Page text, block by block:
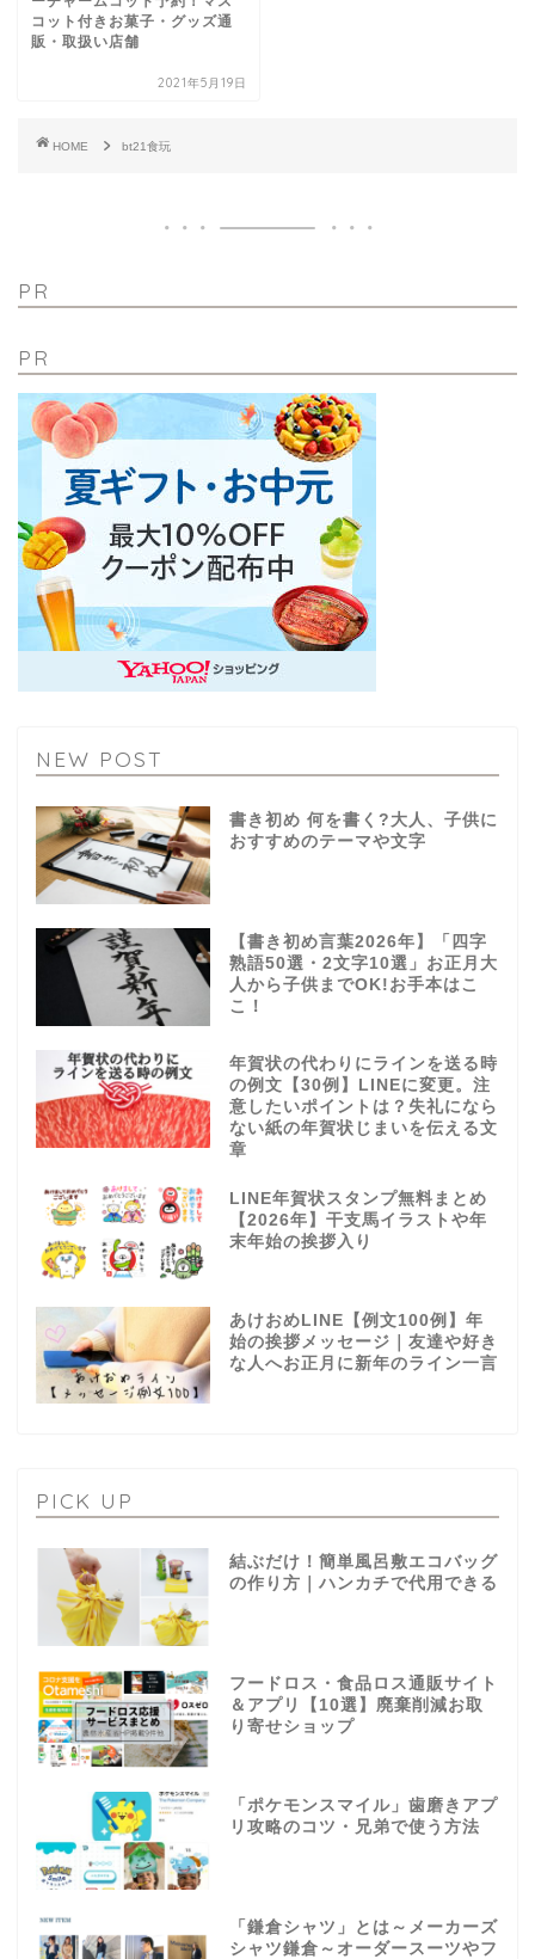
コット付きお菓子・グッズ通
販・取扱い店舗
2021年5月19日
HOME bt21食玩
PR
PR
NEW POST
書き初め 何を書く?大人、子供に
おすすめのテーマや文字
【書き初め言葉2026年】「四字
熟語50選・2文字10選」お正月大
人から子供までOK!お手本はこ
こ！
年賀状の代わりにラインを送る時
の例文【30例】LINEに変更。注
意したいポイントは？失礼になら
ない紙の年賀状じまいを伝える文
章
LINE年賀状スタンプ無料まとめ
【2026年】干支馬イラストや年
末年始の挨拶入り
あけおめLINE【例文100例】年
始の挨拶メッセージ｜友達や好き
な人へお正月に新年のライン一言
PICK UP
結ぶだけ！簡単風呂敷エコバッグ
の作り方｜ハンカチで代用できる
フードロス・食品ロス通販サイト
＆アプリ【10選】廃棄削減お取
り寄せショップ
「ポケモンスマイル」歯磨きアプ
リ攻略のコツ・兄弟で使う方法
「鎌倉シャツ」とは～メーカーズ
シャツ鎌倉～オーダースーツやフ